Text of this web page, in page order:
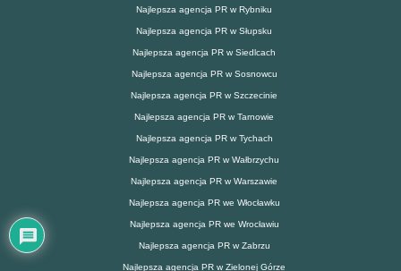
Najlepsza agencja PR w Rybniku
Najlepsza agencja PR w Słupsku
Najlepsza agencja PR w Siedlcach
Najlepsza agencja PR w Sosnowcu
Najlepsza agencja PR w Szczecinie
Najlepsza agencja PR w Tarnowie
Najlepsza agencja PR w Tychach
Najlepsza agencja PR w Wałbrzychu
Najlepsza agencja PR w Warszawie
Najlepsza agencja PR we Włocławku
Najlepsza agencja PR we Wrocławiu
Najlepsza agencja PR w Zabrzu
Najlepsza agencja PR w Zielonej Górze